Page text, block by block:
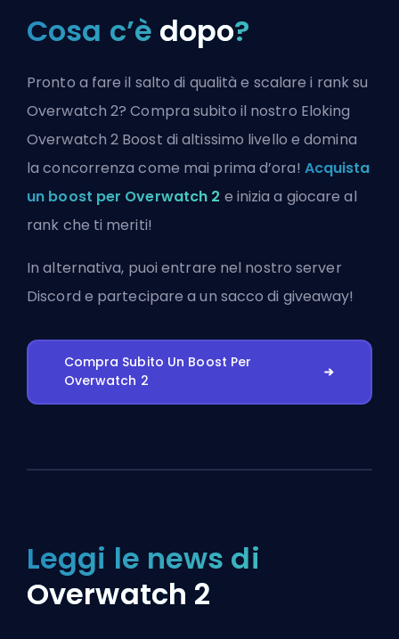
Cosa c’è dopo?
Pronto a fare il salto di qualità e scalare i rank su
Overwatch 2? Compra subito il nostro Eloking
Overwatch 2 Boost di altissimo livello e domina
la concorrenza come mai prima d’ora! Acquista
un boost per Overwatch 2 e inizia a giocare al
rank che ti meriti!
In alternativa, puoientrare nel nostro server
Discord e partecipare a un sacco di giveaway!
Compra Subito Un Boost Per
Overwatch 2
Leggi le news di
Overwatch 2